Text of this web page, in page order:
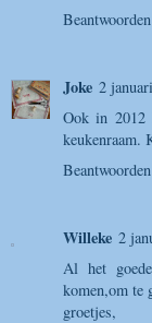
Beantwoorden
Joke 2
Ook in 2012
keukenraam.
Beantwoorden
Willeke 2
Al het
komen,om te
groetjes,